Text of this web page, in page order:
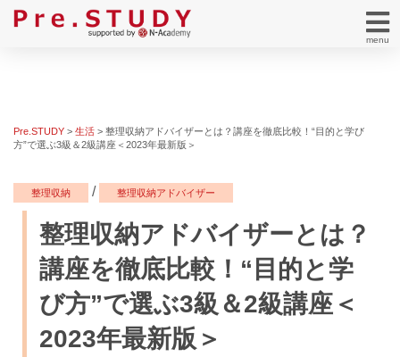
menu
Pre.STUDY > 生活 > 整理収納アドバイザーとは？講座を徹底比較！“目的と学び
方”で選ぶ3級＆2級講座＜2023年最新版＞
整理収納 / 整理収納アドバイザー
整理収納アドバイザーとは？
講座を徹底比較！“目的と学
び方”で選ぶ3級＆2級講座＜
2023年最新版＞